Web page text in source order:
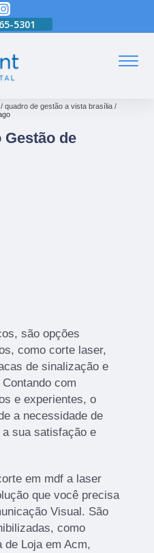
5301
quadro de gestão a vista brasília
de
são opções
como corte laser,
de sinalização e
com
e experientes, o
a necessidade de
sua satisfação e
em mdf a laser
que você precisa
Visual. São
como
de Loja em Acm,